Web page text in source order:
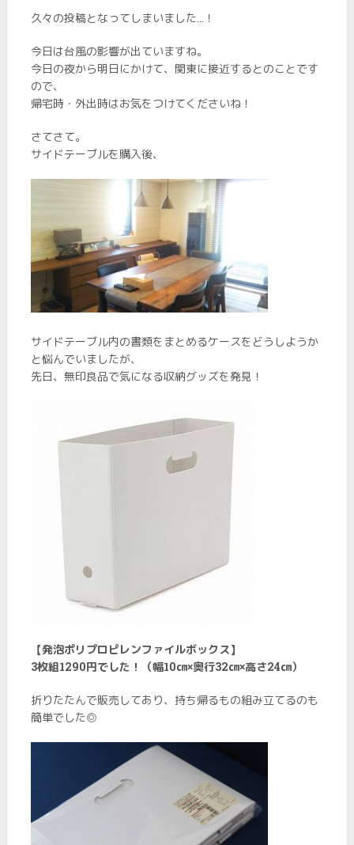
久々の投稿となってしまいました…！
今日は台風の影響が出ていますね。
今日の夜から明日にかけて、関東に接近するとのことです
ので、
帰宅時・外出時はお気をつけてくださいね！
さてさて。
サイドテーブルを購入後、
サイドテーブル内の書類をまとめるケースをどうしようか
と悩んでいましたが、
先日、無印良品で気になる収納グッズを発見！
【発泡ポリプロピレンファイルボックス】
3枚組1290円でした！（幅10㎝×奥行32㎝×高さ24㎝）
折りたたんで販売してあり、持ち帰るもの組み立てるのも
簡単でした◎